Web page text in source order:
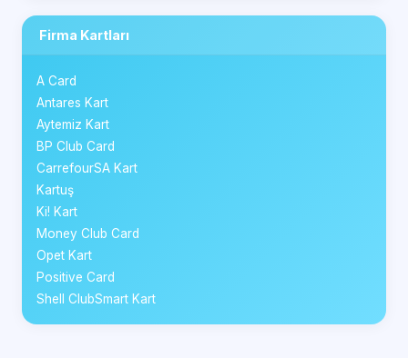
Firma Kartları
A Card
Antares Kart
Aytemiz Kart
BP Club Card
CarrefourSA Kart
Kartuş
Ki! Kart
Money Club Card
Opet Kart
Positive Card
Shell ClubSmart Kart